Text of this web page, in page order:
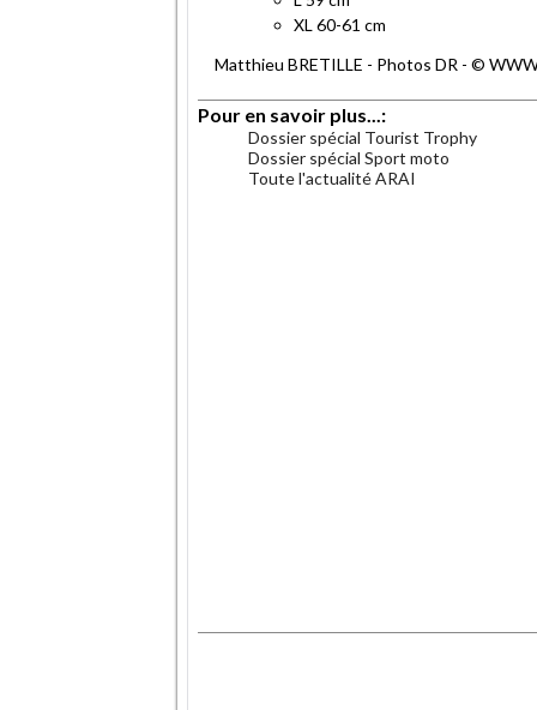
XL 60-61 cm
Matthieu BRETILLE - Photos DR - ©
Pour en savoir plus...:
Dossier spécial Tourist Trophy
Dossier spécial Sport moto
Toute l'actualité ARAI